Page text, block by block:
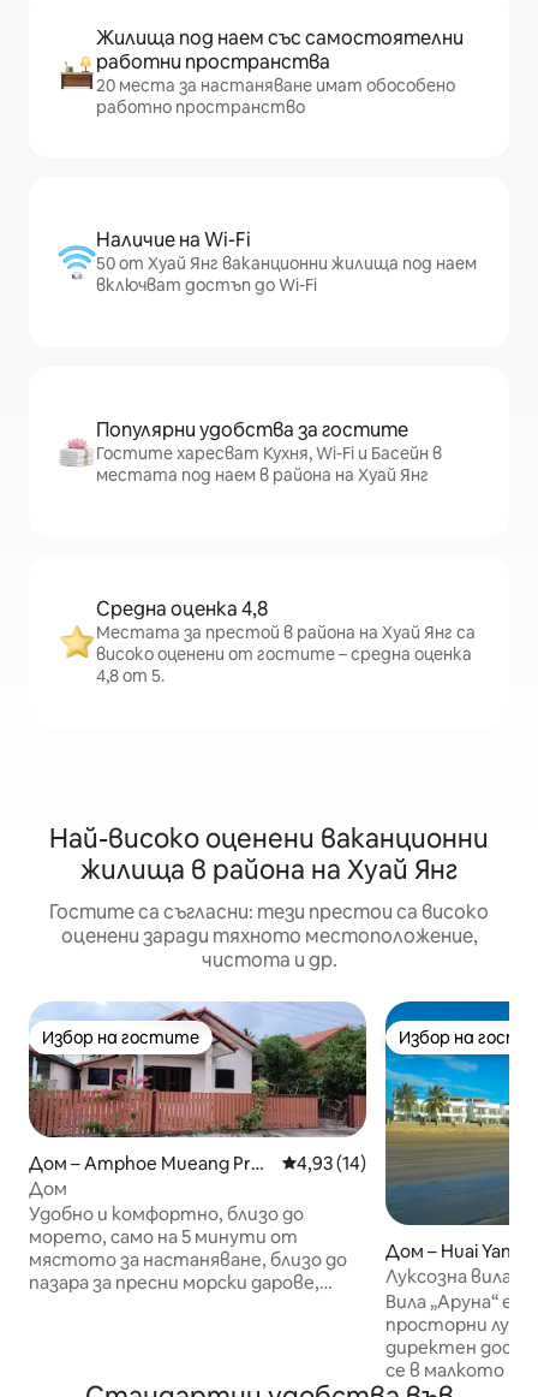
Жилища под наем със самостоятелни
работни пространства
20 места за настаняване имат обособено
работно пространство
Наличие на Wi-Fi
50 от Хуай Янг ваканционни жилища под наем
включват достъп до Wi-Fi
Популярни удобства за гостите
Гостите харесват Кухня, Wi-Fi и Басейн в
местата под наем в района на Хуай Янг
Средна оценка 4,8
Местата за престой в района на Хуай Янг са
високо оценени от гостите – средна оценка
4,8 от 5.
Най-високо оценени ваканционни
жилища в района на Хуай Янг
Гостите са съгласни: тези престои са високо
оценени заради тяхното местоположение,
чистота и др.
Избор на гостите
Избор на гостите
Дом – Amphoe Mueang Prac
huap Khiri Khan
Средна оценка: 4,93 от 5,
4,93 (14)
Дом
Удобно и комфортно, близо до
морето, само на 5 минути от
мястото за настаняване, близо до
пазара за пресни морски дарове,
Избор на
Избор на
Дом – Huai Yang
Луксозна вила с
Вила „Аруна“ е
просторни
директен
се в малкото